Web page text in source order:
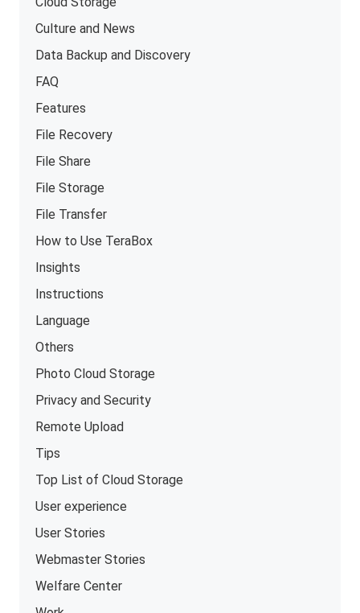
Culture and News
Data Backup and Discovery
FAQ
Features
File Recovery
File Share
File Storage
File Transfer
How to Use TeraBox
Insights
Instructions
Language
Others
Photo Cloud Storage
Privacy and Security
Remote Upload
Tips
Top List of Cloud Storage
User experience
User Stories
Webmaster Stories
Welfare Center